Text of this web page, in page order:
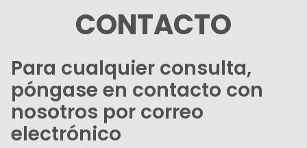
CONTACTO
Para cualquier consulta,
póngase en contacto con
nosotros por correo
electrónico